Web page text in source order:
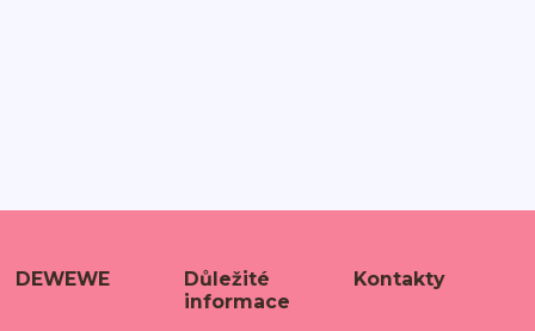
DEWEWE
Důležité
informace
Kontakty